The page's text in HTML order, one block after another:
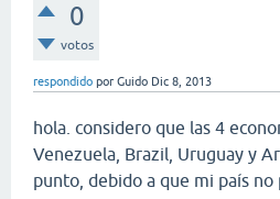
0
votos
respondido por Guido Dic 8, 2013
hola. considero que las 4
Venezuela, Brazil, Uruguay y
punto, debido a que mi país